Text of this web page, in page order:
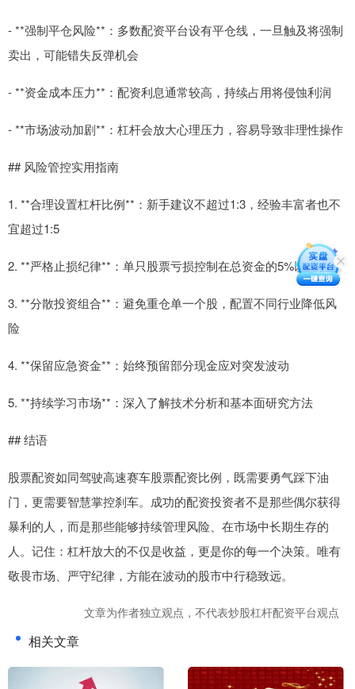
- **强制平仓风险**：多数配资平台设有平仓线，一旦触及将强制
卖出，可能错失反弹机会
- **资金成本压力**：配资利息通常较高，持续占用将侵蚀利润
- **市场波动加剧**：杠杆会放大心理压力，容易导致非理性操作
## 风险管控实用指南
1. **合理设置杠杆比例**：新手建议不超过1:3，经验丰富者也不
宜超过1:5
2. **严格止损纪律**：单只股票亏损控制在总资金的5%以内
3. **分散投资组合**：避免重仓单一个股，配置不同行业降低风
险
4. **保留应急资金**：始终预留部分现金应对突发波动
5. **持续学习市场**：深入了解技术分析和基本面研究方法
## 结语
股票配资如同驾驶高速赛车股票配资比例，既需要勇气踩下油
门，更需要智慧掌控刹车。成功的配资投资者不是那些偶尔获得
暴利的人，而是那些能够持续管理风险、在市场中长期生存的
人。记住：杠杆放大的不仅是收益，更是你的每一个决策。唯有
敬畏市场、严守纪律，方能在波动的股市中行稳致远。
文章为作者独立观点，不代表炒股杠杆配资平台观点
相关文章